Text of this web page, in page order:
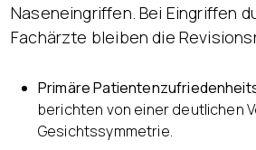
Naseneingriffen. Bei Eingriffen
Fachärzte bleiben die
Primäre
berichten von einer deutlichen
Gesichtssymmetrie.